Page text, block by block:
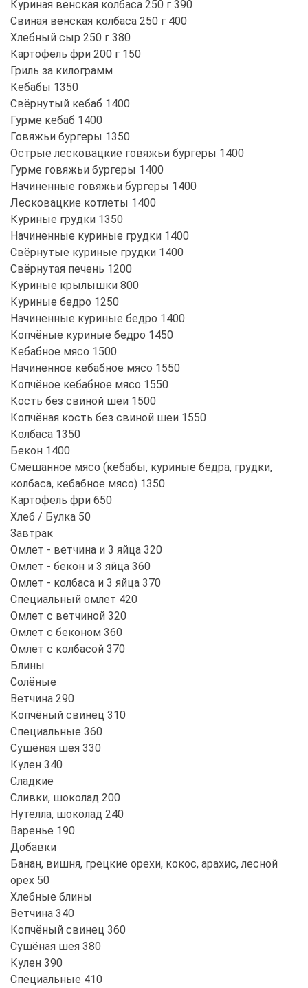
Куриная венская колбаса 250 г 390
Свиная венская колбаса 250 г 400
Хлебный сыр 250 г 380
Картофель фри 200 г 150
Гриль за килограмм
Кебабы 1350
Свёрнутый кебаб 1400
Гурме кебаб 1400
Говяжьи бургеры 1350
Острые лесковацкие говяжьи бургеры 1400
Гурме говяжьи бургеры 1400
Начиненные говяжьи бургеры 1400
Лесковацкие котлеты 1400
Куриные грудки 1350
Начиненные куриные грудки 1400
Свёрнутые куриные грудки 1400
Свёрнутая печень 1200
Куриные крылышки 800
Куриные бедро 1250
Начиненные куриные бедро 1400
Копчёные куриные бедро 1450
Кебабное мясо 1500
Начиненное кебабное мясо 1550
Копчёное кебабное мясо 1550
Кость без свиной шеи 1500
Копчёная кость без свиной шеи 1550
Колбаса 1350
Бекон 1400
Смешанное мясо (кебабы, куриные бедра, грудки,
колбаса, кебабное мясо) 1350
Картофель фри 650
Хлеб / Булка 50
Завтрак
Омлет - ветчина и 3 яйца 320
Омлет - бекон и 3 яйца 360
Омлет - колбаса и 3 яйца 370
Специальный омлет 420
Омлет с ветчиной 320
Омлет с беконом 360
Омлет с колбасой 370
Блины
Солёные
Ветчина 290
Копчёный свинец 310
Специальные 360
Сушёная шея 330
Кулен 340
Сладкие
Сливки, шоколад 200
Нутелла, шоколад 240
Варенье 190
Добавки
Банан, вишня, грецкие орехи, кокос, арахис, лесной
орех 50
Хлебные блины
Ветчина 340
Копчёный свинец 360
Сушёная шея 380
Кулен 390
Специальные 410